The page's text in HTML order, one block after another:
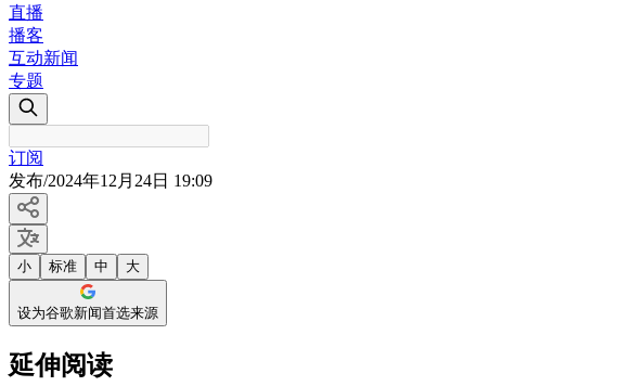
直播
播客
互动新闻
专题
订阅
发布/2024年12月24日 19:09
小 标准 中 大
设为谷歌新闻首选来源
延伸阅读